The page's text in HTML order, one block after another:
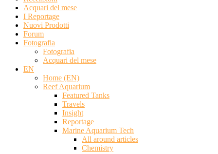
Acquari del mese
I Reportage
Nuovi Prodotti
Forum
Fotografia
Fotografia
Acquari del mese
EN
Home (EN)
Reef Aquarium
Featured Tanks
Travels
Insight
Reportage
Marine Aquarium Tech
All around articles
Chemistry